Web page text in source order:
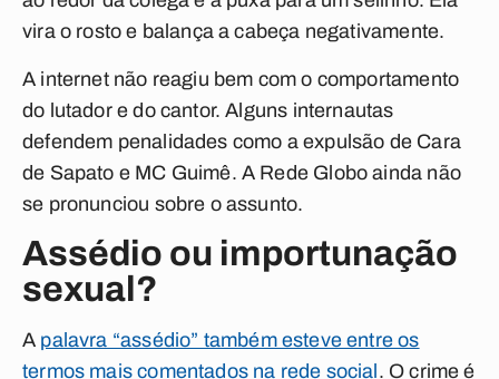
vira o rosto e balança a cabeça negativamente.
A internet não reagiu bem com o comportamento
do lutador e do cantor. Alguns internautas
defendem penalidades como a expulsão de Cara
de Sapato e MC Guimê. A Rede Globo ainda não
se pronunciou sobre o assunto.
Assédio ou importunação
sexual?
A palavra “assédio” também esteve entre os
termos mais comentados na rede social . O crime é